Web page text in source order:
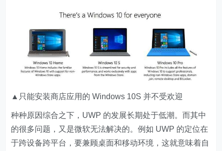
▲只能安装商店应用的 Windows 10S 并不受欢迎
种种原因综合之下，UWP 的发展长期处于低潮。而其中
的很多问题，又是微软无法解决的。例如 UWP 的定位在
于跨设备跨平台，要兼顾桌面和移动环境，这就意味着自